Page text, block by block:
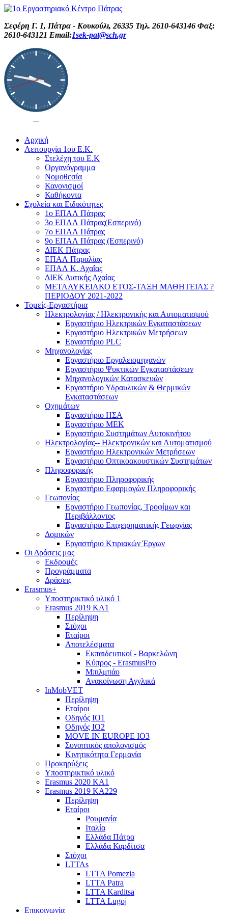
Σεφέρη Γ. 1, Πάτρα - Κουκούλι, 26335 Τηλ. 2610-643146 Φαξ:
2610-643121 Email:1sek-pat@sch.gr
Αρχική
Λειτουργία 1ου Ε.Κ.
Στελέχη του Ε.Κ
Οργανόγραμμα
Νομοθεσία
Κανονισμοί
Καθήκοντα
Σχολεία και Ειδικότητες
1ο ΕΠΑΛ Πάτρας
3ο ΕΠΑΛ Πάτρας(Εσπερινό)
7ο ΕΠΑΛ Πάτρας
9ο ΕΠΑΛ Πάτρας (Εσπερινό)
ΔΙΕΚ Πάτρας
ΕΠΑΛ Παραλίας
ΕΠΑΛ Κ. Αχαΐας
ΔΙΕΚ Δυτικής Αχαίας
ΜΕΤΑΛΥΚΕΙΑΚΟ ΕΤΟΣ-ΤΑΞΗ ΜΑΘΗΤΕΙΑΣ ?
ΠΕΡΙΟΔΟΥ 2021-2022
Τομείς-Εργαστήρια
Ηλεκτρολογίας / Ηλεκτρονικής και Αυτοματισμού
Εργαστήριο Ηλεκτρικών Εγκαταστάσεων
Εργαστήριο Ηλεκτρικών Μετρήσεων
Εργαστήριο PLC
Μηχανολογίας
Εργαστήριο Εργαλειομηχανών
Εργαστήριο Ψυκτικών Εγκαταστάσεων
Μηχανολογικών Κατασκευών
Εργαστήριο Υδραυλικών & Θερμικών
Εγκαταστάσεων
Οχημάτων
Εργαστήριο ΗΣΑ
Εργαστήριο ΜΕΚ
Εργαστήριο Συστημάτων Αυτοκινήτου
Ηλεκτρολογίας-- Ηλεκτρονικών και Αυτοματισμού
Εργαστήριο Ηλεκτρονικών Μετρήσεων
Εργαστήριο Οπτικοακουστικών Συστημάτων
Πληροφορικής
Εργαστήριο Πληροφορικής
Εργαστήριο Εφαρμογών Πληροφορικής
Γεωπονίας
Εργαστήριο Γεωπονίας, Τροφίμων και
Περιβάλλοντος
Εργαστήριο Επιχειρηματικής Γεωργίας
Δομικών
Εργαστήριο Κτιριακών Έργων
Οι Δράσεις μας
Εκδρομές
Προγράμματα
Δράσεις
Erasmus+
Υποστηρικτικό υλικό 1
Erasmus 2019 KA1
Περίληψη
Στόχοι
Εταίροι
Αποτελέσματα
Εκπαιδευτικοί - Βαρκελώνη
Κύπρος - ErasmusPro
Μπιλμπάο
Ανακοίνωση Αγγλικά
InMobVET
Περίληψη
Εταίροι
Οδηγός ΙΟ1
Οδηγός ΙΟ2
MOVE IN EUROPE IO3
Συνοπτικός απολογισμός
Κινητικότητα Γερμανία
Προκηρύξεις
Υποστηρικτικό υλικό
Erasmus 2020 KA1
Erasmus 2019 KA229
Περίληψη
Εταίροι
Ρουμανία
Ιταλία
Ελλάδα Πάτρα
Ελλάδα Καρδίτσα
Στόχοι
LTTAs
LTTA Pomezia
LTTA Patra
LTTA Karditsa
LTTA Lugoj
Επικοινωνία